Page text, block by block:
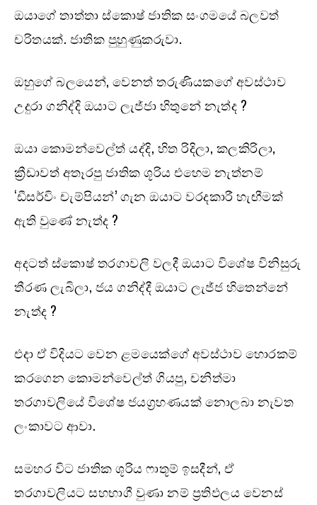
ඔයාගේ තාත්තා ස්කොෂ් ජාතික සංගමයේ බලවත්
චරිතයක්. ජාතික පුහුණුකරුවා.
ඔහුගේ බලයෙන්, වෙනත් තරුණියකගේ අවස්ථාව
උදුරා ගනිද්දි ඔයාට ලැජ්ජා හිතුනේ නැත්ද ?
ඔයා කොමන්වෙල්ත් යද්දි, හිත රිදිලා, කලකිරිලා,
ක්‍රීඩාවත් අතෑරපු ජාතික ශූරිය එහෙම නැත්නම්
‘ඩීසර්විං චැම්පියන්’ ගැන ඔයාට වරදකාරී හැඟීමක්
ඇති වුණේ නැත්ද ?
අදටත් ස්කොෂ් තරගාවලි වලදී ඔයාට විශේෂ විනිසුරු
තීරණ ලැබිලා, ජය ගනිද්දී ඔයාට ලැජ්ජ හිතෙන්නේ
නැත්ද ?
එදා ඒ විදියට වෙන ළමයෙක්ගේ අවස්ථාව හොරකම්
කරගෙන කොමන්වෙල්ත් ගියපු, චනිත්මා
තරගාවලියේ විශේෂ ජයග්‍රහණයක් නොලබා නැවත
ලංකාවට ආවා.
සමහර විට ජාතික ශූරිය ෆාතූම් ඉසදීන්, ඒ
තරගාවලියට සහභාගී වුණා නම් ප්‍රතිඵලය වෙනස්